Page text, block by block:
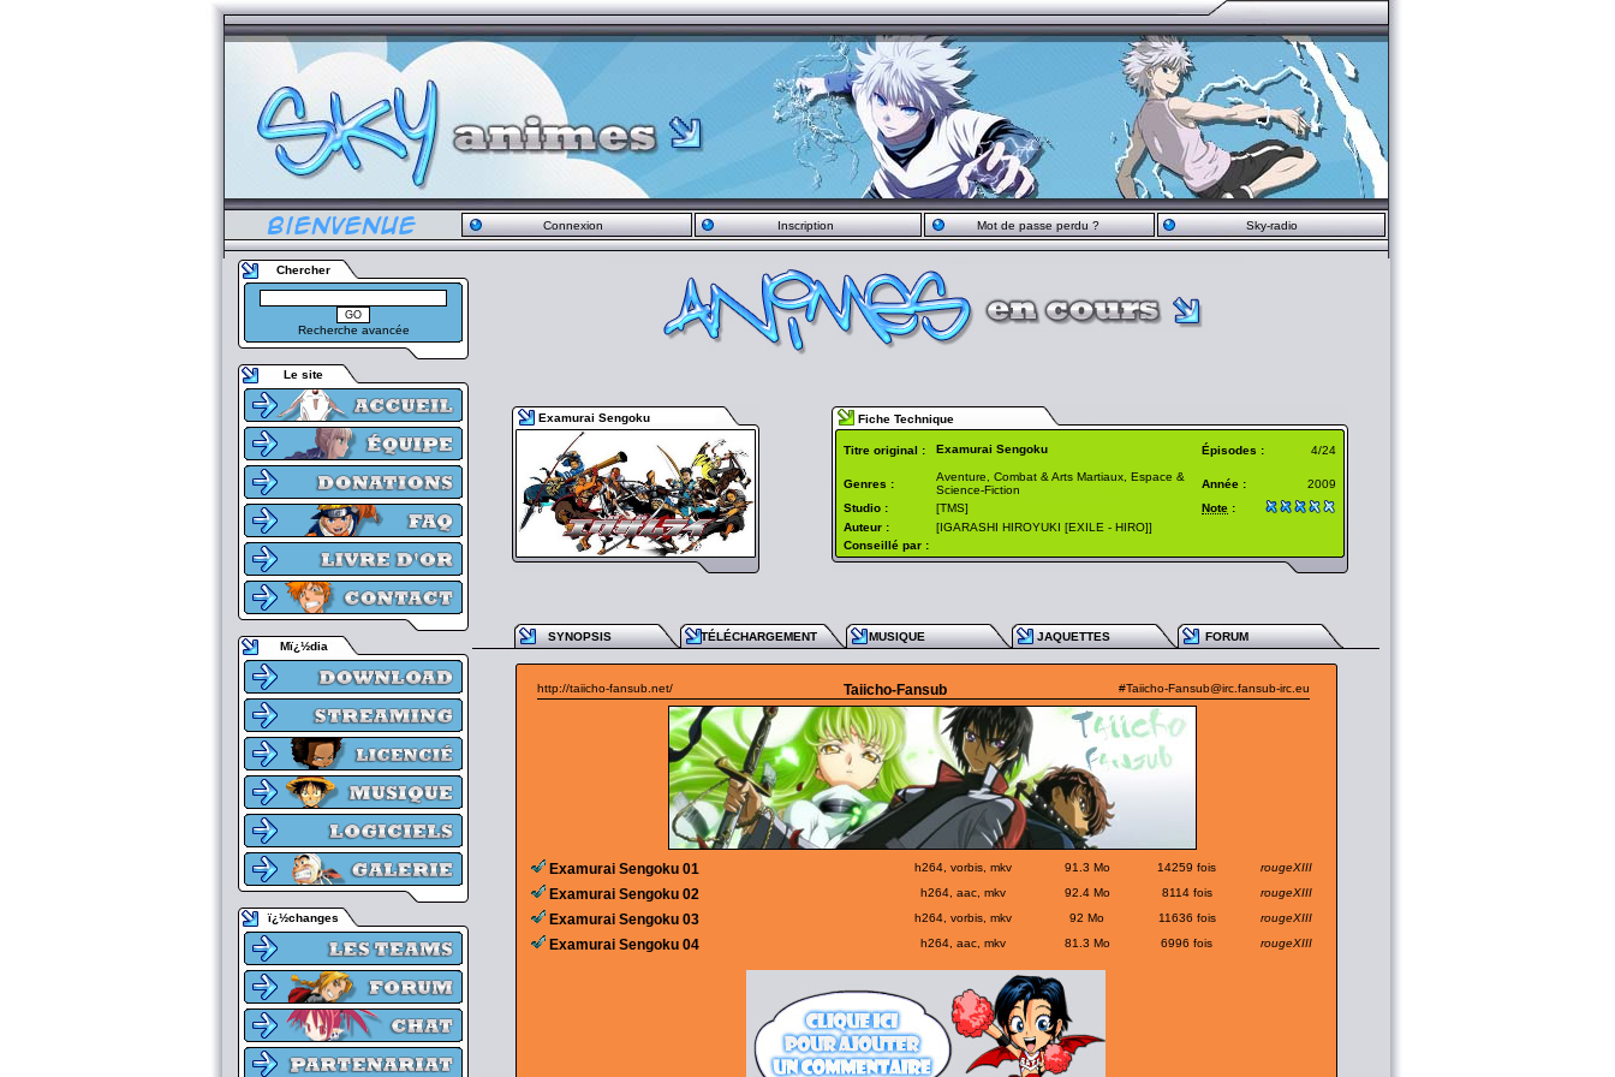
Connexion Inscription Mot de passe perdu ? Sky-radio
Chercher
Recherche avancée
Le site
Mï¿½dia
ï¿½changes
Examurai Sengoku Fiche Technique
Titre original : Examurai Sengoku Épisodes : 4/24
Genres :
Aventure, Combat & Arts Martiaux, Espace &
Science-Fiction
Année :
2009
Studio :
[TMS] Note :
Auteur :
[IGARASHI HIROYUKI [EXILE - HIRO]]
Conseillé par :
SYNOPSIS TÉLÉCHARGEMENT MUSIQUE JAQUETTES FORUM
http://taiicho-fansub.net/ Taiicho-Fansub #Taiicho-Fansub@irc.fansub-irc.eu
Examurai Sengoku 01 h264, vorbis, mkv 91.3 Mo 14259 fois rougeXIII
Examurai Sengoku 02 h264, aac, mkv 92.4 Mo 8114 fois rougeXIII
Examurai Sengoku 03 h264, vorbis, mkv 92 Mo 11636 fois rougeXIII
Examurai Sengoku 04 h264, aac, mkv 81.3 Mo 6996 fois rougeXIII